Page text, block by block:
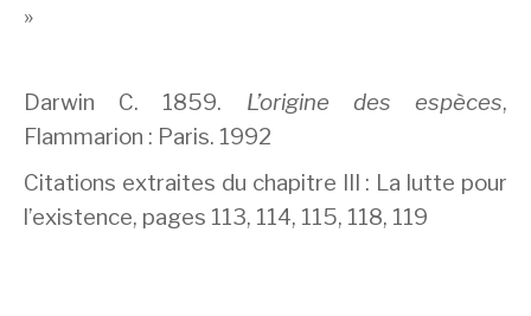
»
Darwin C. 1859. L’origine des espèces,
Flammarion : Paris. 1992
Citations extraites du chapitre III : La lutte pour
l’existence, pages 113, 114, 115, 118, 119